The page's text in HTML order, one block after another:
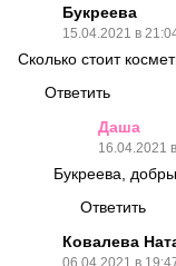
Букреева
15.04.2021 в
Сколько стоит
Ответить
Даша
16.04.2021
Букреева,
Ответить
Ковалева
06.04.2021 в